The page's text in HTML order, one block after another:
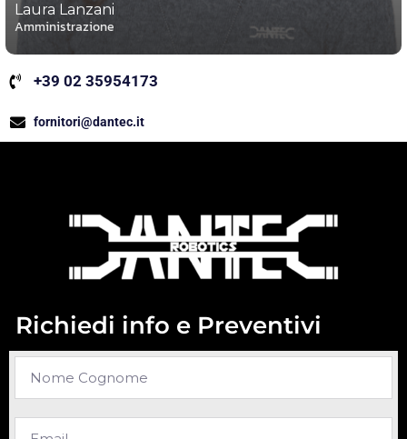
Laura Lanzani
Amministrazione
+39 02 35954173
fornitori@dantec.it
Richiedi info e Preventivi